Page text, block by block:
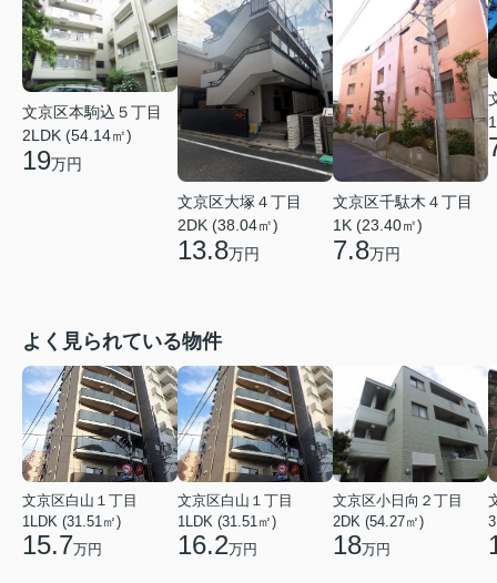
文京区本駒込５丁目
2LDK (54.14㎡)
19万円
文京区大塚４丁目
2DK (38.04㎡)
13.8万円
文京区千駄木４丁目
1K (23.40㎡)
7.8万円
よく見られている物件
文京区白山１丁目
1LDK (31.51㎡)
15.7万円
文京区白山１丁目
1LDK (31.51㎡)
16.2万円
文京区小日向２丁目
2DK (54.27㎡)
18万円